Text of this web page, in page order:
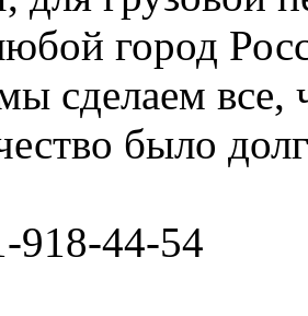
город
сделаем
было
918-44-54